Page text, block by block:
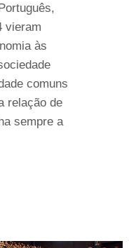
vieram
às
comuns
relação de
sempre a